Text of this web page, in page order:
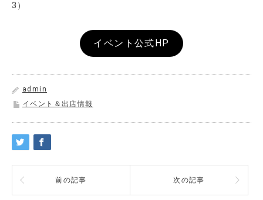
3）
イベント公式HP
admin
イベント＆出店情報
前の記事 次の記事